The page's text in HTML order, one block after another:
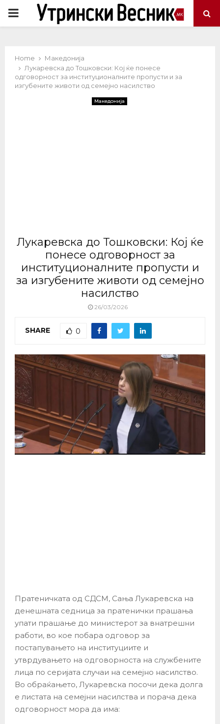
PRIMARY
Home
Македонија
Лукаревска до Тошковски: Кој ќе понесе
одговорност за институционалните пропусти и за
изгубените животи од семејно насилство
Македонија
Лукаревска до Тошковски: Кој ќе
понесе одговорност за
институционалните пропусти и
за изгубените животи од семејно
насилство
26/03/2026
SHARE 0
Пратеничката од СДСМ, Сања Лукаревска на
денешната седница за пратенички прашања
упати прашање до министерот за внатрешни
работи, во кое побара одговор за
постапувањето на институциите и
утврдувањето на одговорноста на службените
лица по серијата случаи на семејно насилство.
Во обраќањето, Лукаревска посочи дека долга
е листата на семејни насилства и порача дека
одговорност мора да има: